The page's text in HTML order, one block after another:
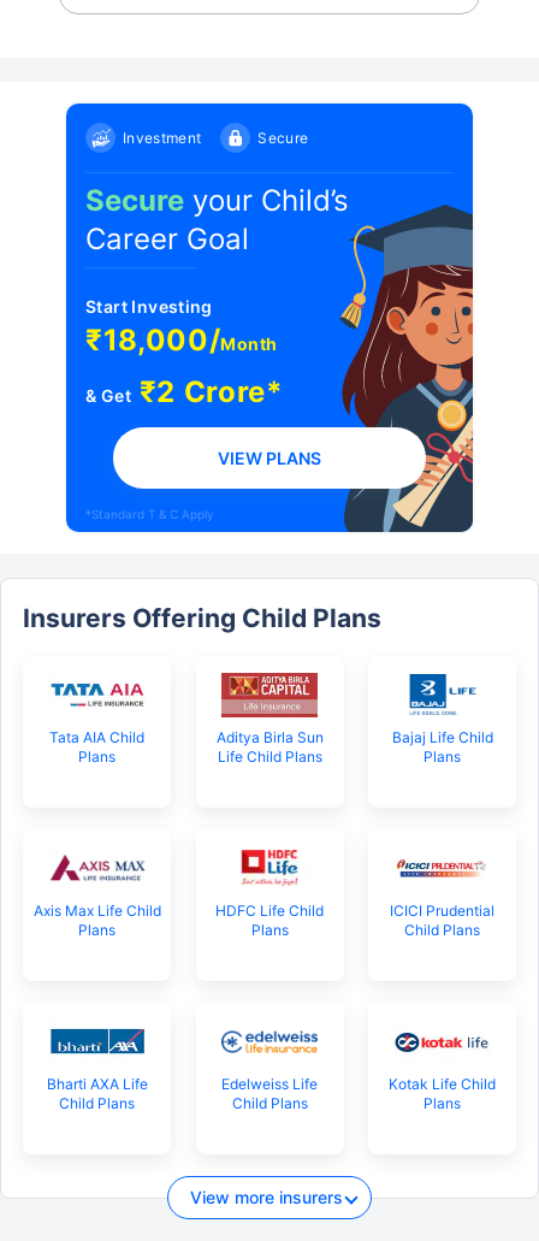
Investment Secure
Secure your Child’s
Career Goal
Start Investing
₹18,000/Month
& Get₹2 Crore*
VIEW PLANS
*Standard T & C Apply
Insurers Offering Child Plans
Tata AIA Child
Plans
Aditya Birla Sun
Life Child Plans
Bajaj Life Child
Plans
Axis Max Life Child
Plans
HDFC Life Child
Plans
ICICI Prudential
Child Plans
Bharti AXA Life
Child Plans
Edelweiss Life
Child Plans
Kotak Life Child
Plans
View more insurers